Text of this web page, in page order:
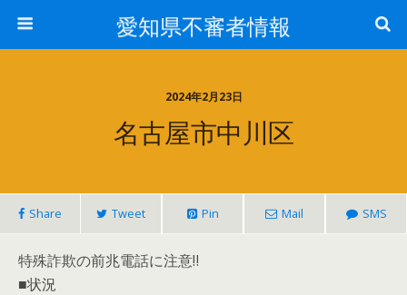
愛知県不審者情報
2024年2月23日
名古屋市中川区
Share Tweet Pin Mail SMS
特殊詐欺の前兆電話に注意‼
■状況